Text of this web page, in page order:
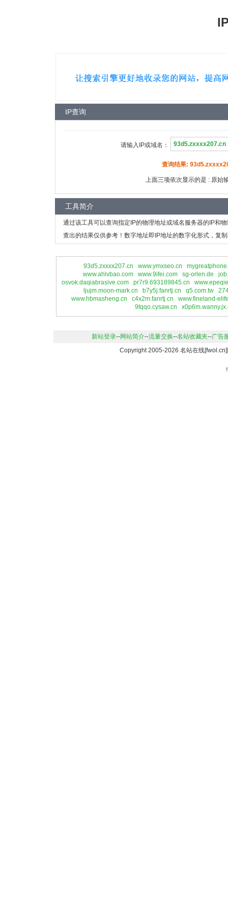
IP查询
请输入IP或域名：
查询结果:
上面三项依次显示的是 : 原始
工具简介
通过该工具可以查询指定IP的物理地址或域名服务器的IP和
查出的结果仅供参考！数字地址即IP地址的数字化形式，复
93d5.zxxxx207.cn www.ymxseo.cn
www.ahlvbao.com
www.9ifei.com sg-orlen.de
osvok.daqiabrasive.com
pr7r9.693189845.cn
ljujm.moon-mark.cn
b7y5j.fanrtj.cn q5.com.tw
www.hbmasheng.cn
c4x2m.fanrtj.cn
www.fineland-
9tqqo.cysaw.cn
新站登录--网站简介--流量交换--名站收藏夹--广告
Copyright 2005-2026 名站在线